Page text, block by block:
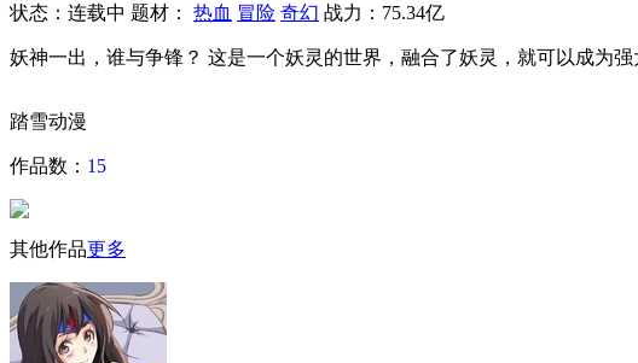
状态： 连载中 题材： 热血 冒险 奇幻 战力：75.34亿
妖神一出，谁与争锋？ 这是一个妖灵的世界，融合了妖灵，就可以成为
踏雪动漫
作品数： 15
其他作品更多